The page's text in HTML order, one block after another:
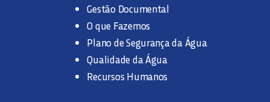
Gestão Documental
O que Fazemos
Plano de Segurança da Água
Qualidade da Água
Recursos Humanos